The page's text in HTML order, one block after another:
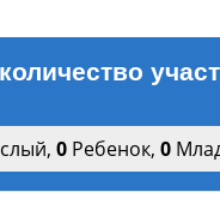
, 0Ребенок, 0